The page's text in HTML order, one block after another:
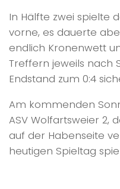
In Hälfte zwei spielte
vorne, es dauerte
endlich Kronenwett
Treffern jeweils nach
Endstand zum 0:4
Am kommenden
ASV Wolfartsweier 2,
auf der Habenseite
heutigen Spieltag